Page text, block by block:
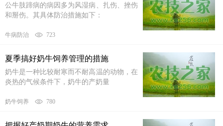
公牛肢蹄病的病因多为风湿病、扎伤、挫伤
和掰伤。其具体防治措施如下：
牛病防治 723
夏季搞好奶牛饲养管理的措施
奶牛是一种比较耐寒而不耐高温的动物，在
炎热的气候条件下，奶牛的产奶量
奶牛饲养 780